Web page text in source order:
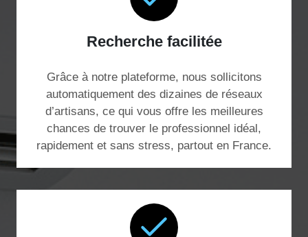
Recherche facilitée
Grâce à notre plateforme, nous sollicitons
automatiquement des dizaines de réseaux
d’artisans, ce qui vous offre les meilleures
chances de trouver le professionnel idéal,
rapidement et sans stress, partout en France.